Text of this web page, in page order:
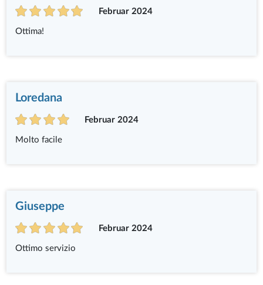
Februar 2024
Ottima!
Loredana
Februar 2024
Molto facile
Giuseppe
Februar 2024
Ottimo servizio